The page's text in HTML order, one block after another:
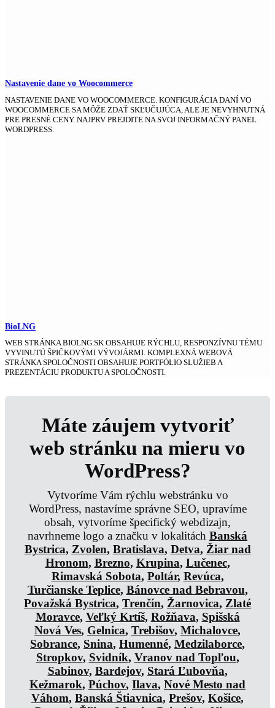
Nastavenie dane vo Woocommerce
NASTAVENIE DANE VO WOOCOMMERCE. KONFIGURÁCIA DANÍ VO
WOOCOMMERCE SA MÔŽE ZDAŤ SKĽUČUJÚCA, ALE JE NEVYHNUTNÁ
PRE PRESNÉ CENY. NAJPRV PREJDITE NA SVOJ INFORMAČNÝ PANEL
WORDPRESS.
BioLNG
WEB STRÁNKA BIOLNG.SK OBSAHUJE RÝCHLU, RESPONZÍVNU TÉMU
VYVINUTÚ ŠPIČKOVÝMI VÝVOJÁRMI. KOMPLEXNÁ WEBOVÁ
STRÁNKA SPOLOČNOSTI OBSAHUJE PORTFÓLIO SLUŽIEB A
PREZENTÁCIU PRODUKTU A SPOLOČNOSTI.
Máte záujem vytvoriť
web stránku na mieru vo
WordPress?
Vytvoríme Vám rýchlu webstránku vo
WordPress, nastavíme správne SEO, upravíme
obsah, vytvoríme špecifický webdizajn,
navrhneme logo a značku v lokalitách Banská
Bystrica, Zvolen, Bratislava, Detva, Žiar nad
Hronom, Brezno, Krupina, Lučenec,
Rimavská Sobota, Poltár, Revúca,
Turčianske Teplice, Bánovce nad Bebravou,
Považská Bystrica, Trenčín, Žarnovica, Zlaté
Moravce, Veľký Krtíš, Rožňava, Spišská
Nová Ves, Gelnica, Trebišov, Michalovce,
Sobrance, Snina, Humenné, Medzilaborce,
Stropkov, Svidník, Vranov nad Topľou,
Sabinov, Bardejov, Stará Ľubovňa,
Kežmarok, Púchov, Ilava, Nové Mesto nad
Váhom, Banská Štiavnica, Prešov, Košice,